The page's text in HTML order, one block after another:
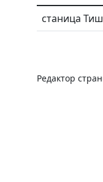
станица
Редактор